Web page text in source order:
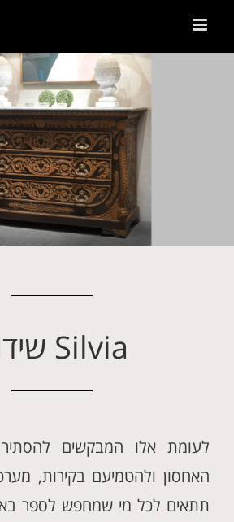
Silvia שידות
לעומת אלו המבקשים
האחסון ולהטמיעם בקירות,
תתאים לכל מי שמחפש לספר